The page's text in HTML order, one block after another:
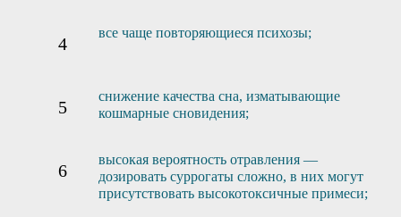
все чаще повторяющиеся психозы;
снижение качества сна, изматывающие
кошмарные сновидения;
высокая вероятность отравления —
дозировать суррогаты сложно, в них могут
присутствовать высокотоксичные примеси;